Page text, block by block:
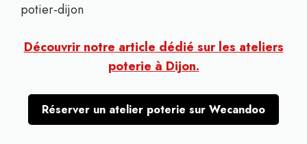
potier-dijon
Découvrir notre article dédié sur les ateliers
poterie à Dijon.
Réserver un atelier poterie sur Wecandoo